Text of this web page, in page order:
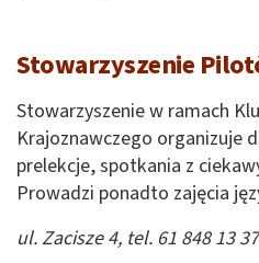
Stowarzyszenie
Stowarzyszenie w ramach
Krajoznawczego organizuje
prelekcje, spotkania z
Prowadzi ponadto zajęcia
ul. Zacisze 4, tel. 61 848 13 37